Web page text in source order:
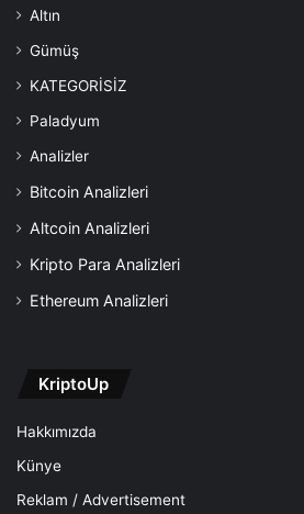
Altın
Gümüş
KATEGORİSİZ
Paladyum
Analizler
Bitcoin Analizleri
Altcoin Analizleri
Kripto Para Analizleri
Ethereum Analizleri
KriptoUp
Hakkımızda
Künye
Reklam / Advertisement